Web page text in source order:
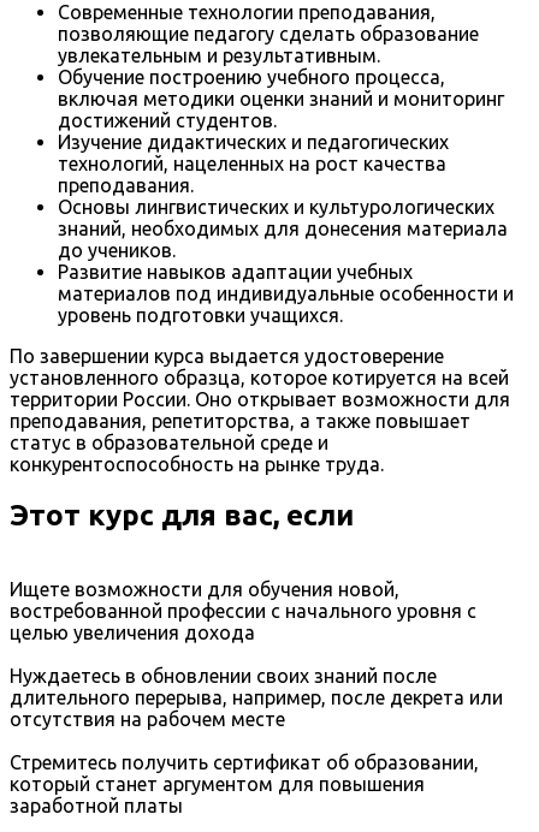
Современные технологии преподавания,
позволяющие педагогу сделать образование
увлекательным и результативным.
Обучение построению учебного процесса,
включая методики оценки знаний и мониторинг
достижений студентов.
Изучение дидактических и педагогических
технологий, нацеленных на рост качества
преподавания.
Основы лингвистических и культурологических
знаний, необходимых для донесения материала
до учеников.
Развитие навыков адаптации учебных
материалов под индивидуальные особенности и
уровень подготовки учащихся.
По завершении курса выдается удостоверение
установленного образца, которое котируется на всей
территории России. Оно открывает возможности для
преподавания, репетиторства, а также повышает
статус в образовательной среде и
конкурентоспособность на рынке труда.
Этот курс для вас, если
Ищете возможности для обучения новой,
востребованной профессии с начального уровня с
целью увеличения дохода
Нуждаетесь в обновлении своих знаний после
длительного перерыва, например, после декрета или
отсутствия на рабочем месте
Стремитесь получить сертификат об образовании,
который станет аргументом для повышения
заработной платы